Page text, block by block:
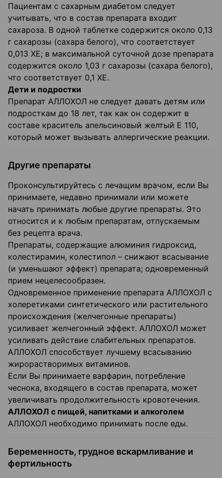
Пациентам с сахарным диабетом следует
учитывать, что в состав препарата входит
сахароза. В одной таблетке содержится около 0,13
г сахарозы (сахара белого), что соответствует
0,013 ХЕ; в максимальной суточной дозе препарата
содержится около 1,03 г сахарозы (сахара белого),
что соответствует 0,1 ХЕ.
Дети и подростки
Препарат АЛЛОХОЛ не следует давать детям или
подросткам до 18 лет, так как он содержит в
составе краситель апельсиновый желтый Е 110,
который может вызывать аллергические реакции.
Другие препараты
Проконсультируйтесь с лечащим врачом, если Вы
принимаете, недавно принимали или можете
начать принимать любые другие препараты. Это
относится и к любым препаратам, отпускаемым
без рецепта врача.
Препараты, содержащие алюминия гидроксид,
колестирамин, колестипол – снижают всасывание
(и уменьшают эффект) препарата; одновременный
прием нецелесообразен.
Одновременное применение препарата АЛЛОХОЛ с
холеретиками синтетического или растительного
происхождения (желчегонные препараты)
усиливает желчегонный эффект. АЛЛОХОЛ может
усиливать действие слабительных препаратов.
АЛЛОХОЛ способствует лучшему всасыванию
жирорастворимых витаминов.
Если Вы принимаете варфарин, потребление
чеснока, входящего в состав препарата, может
увеличивать продолжительность кровотечения.
АЛЛОХОЛ с пищей, напитками и алкоголем
АЛЛОХОЛ необходимо принимать после еды.
Беременность, грудное вскармливание и
фертильность